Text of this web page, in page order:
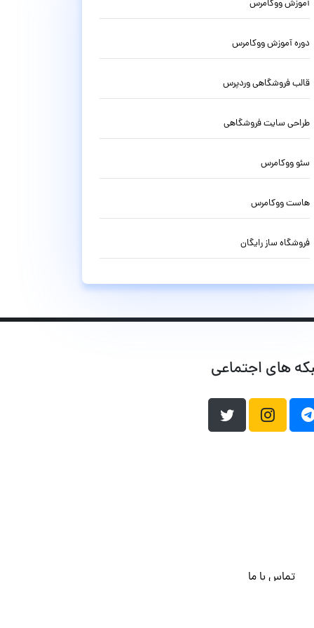
آموزش ووکامرس
دوره آموزش ووکامرس
قالب فروشگاهی وردپرس
طراحی سایت فروشگاهی
سئو ووکامرس
هاست ووکامرس
فروشگاه ساز رایگان
های اجتماعی
تماس با ما